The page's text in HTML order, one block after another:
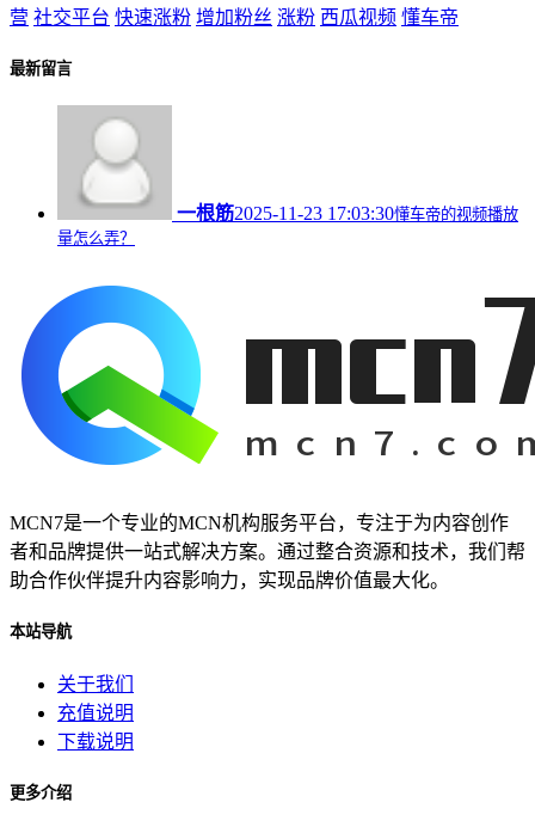
营 社交平台 快速涨粉 增加粉丝 涨粉 西瓜视频 懂车帝
最新留言
一根筋2025-11-23 17:03:30懂车帝的视频播放
量怎么弄？
MCN7是一个专业的MCN机构服务平台，专注于为内容创作
者和品牌提供一站式解决方案。通过整合资源和技术，我们帮
助合作伙伴提升内容影响力，实现品牌价值最大化。
本站导航
关于我们
充值说明
下载说明
更多介绍